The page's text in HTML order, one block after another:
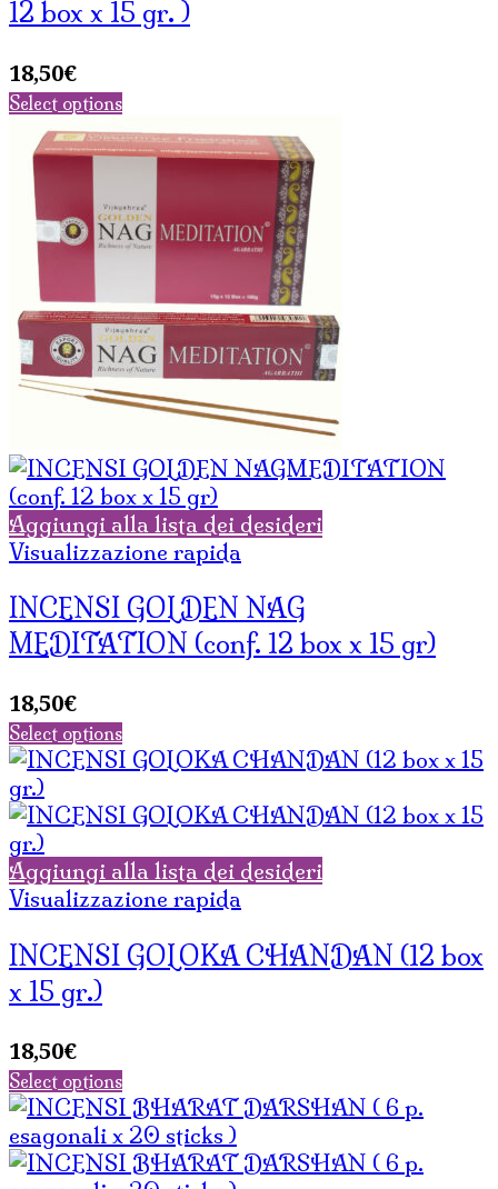
12 box x 15 gr. )
18,50€
Select options
Aggiungi alla lista dei desideri
Visualizzazione rapida
INCENSI GOLDEN NAG
MEDITATION (conf. 12 box x 15 gr)
18,50€
Select options
Aggiungi alla lista dei desideri
Visualizzazione rapida
INCENSI GOLOKA CHANDAN (12 box
x 15 gr.)
18,50€
Select options